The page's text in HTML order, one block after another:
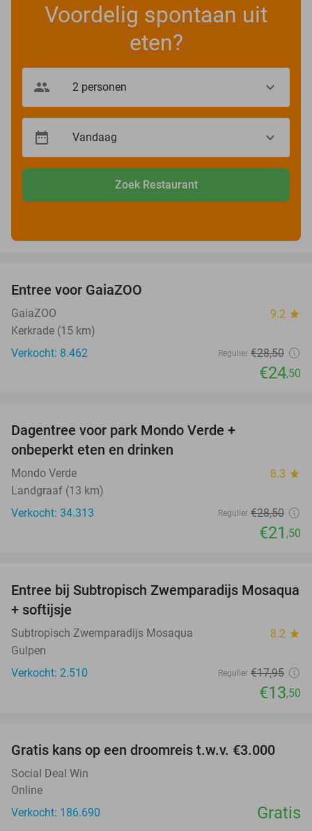
Voordelig spontaan uit
eten?
Zoek Restaurant
Entree voor GaiaZOO
GaiaZOO 9.2 star
Kerkrade (15 km)
Verkocht: 8.462
Regulier €28,50
€24,50
Dagentree voor park Mondo Verde +
onbeperkt eten en drinken
Mondo Verde 8.3 star
Landgraaf (13 km)
Verkocht: 34.313
Regulier €28,50
€21 ,50
25%
Entree bij Subtropisch Zwemparadijs Mosaqua
+ softijsje
Subtropisch Zwemparadijs Mosaqua 8.2 star
Gulpen
Verkocht: 2.510
Regulier €17,95
€13,50
Gratis kans op een droomreis t.w.v. €3.000
Social Deal Win
Online
Verkocht: 186.690
Gratis